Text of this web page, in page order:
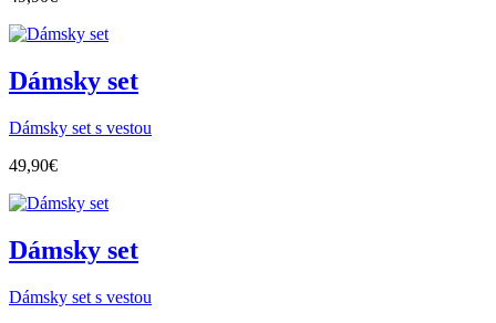
Dámsky set
Dámsky set s vestou
49,90€
Dámsky set
Dámsky set s vestou